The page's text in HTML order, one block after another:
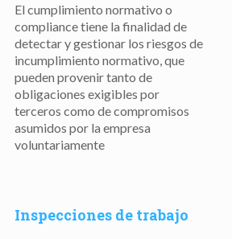
El cumplimiento normativo o
compliance tiene la finalidad de
detectar y gestionar los riesgos de
incumplimiento normativo, que
pueden provenir tanto de
obligaciones exigibles por
terceros como de compromisos
asumidos por la empresa
voluntariamente
Inspecciones de trabajo